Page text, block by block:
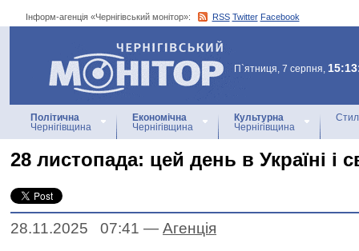
Інформ-агенція «Чернігівський монітор»: RSS Twitter Facebook
Інформ-агенція
«Чернігівський монітор»
П`ятниця, 7 серпня,
Політична
Чернігівщина
Економічна
Чернігівщина
Культурна
Чернігівщина
28 листопада: цей день в Україні і
28.11.2025 07:41 — Агенцiя